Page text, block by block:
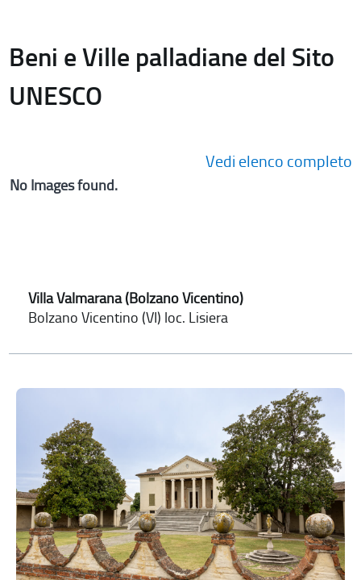
Beni e Ville palladiane del Sito
UNESCO
Vedi elenco completo
No Images found.
Villa Valmarana (Bolzano Vicentino)
Bolzano Vicentino (VI) loc. Lisiera